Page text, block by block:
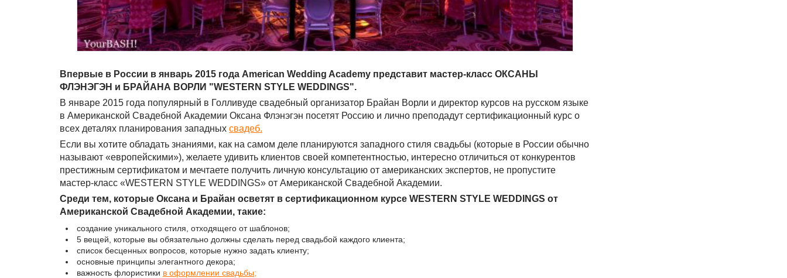
Впервые в России в январь 2015 года American Wedding Academy представит мастер-класс ОКСАНЫ
ФЛЭНЭГЭН и БРАЙАНА ВОРЛИ "WESTERN STYLE WEDDINGS".
В январе 2015 года популярный в Голливуде свадебный организатор Брайан Ворли и директор курсов на русском языке
в Американской Свадебной Академии Оксана Флэнэгэн посетят Россию и лично преподадут сертификационный курс о
всех деталях планирования западных свадеб.
Если вы хотите обладать знаниями, как на самом деле планируются западного стиля свадьбы (которые в России обычно
называют «европейскими»), желаете удивить клиентов своей компетентностью, интересно отличиться от конкурентов
престижным сертификатом и мечтаете получить личную консультацию от американских экспертов, не пропустите
мастер-класс «WESTERN STYLE WEDDINGS» от Американской Свадебной Академии.
Среди тем, которые Оксана и Брайан осветят в сертификационном курсе WESTERN STYLE WEDDINGS от
Американской Свадебной Академии, такие:
создание уникального стиля, отходящего от шаблонов;
5 вещей, которые вы обязательно должны сделать перед свадьбой каждого клиента;
список бесценных вопросов, которые нужно задать клиенту;
основные принципы элегантного декора;
важность флористики в оформлении свадьбы;